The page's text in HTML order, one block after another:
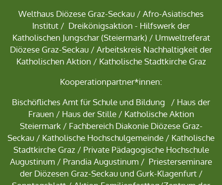
Welthaus Diözese Graz-Seckau / Afro-Asiatisches
Institut / Dreikönigsaktion - Hilfswerk der
Katholischen Jungschar(Steiermark) / Umweltreferat
Diözese Graz-Seckau / Arbeitskreis Nachhaltigkeit der
Katholischen Aktion / Katholische Stadtkirche Graz
Kooperationpartner*innen:
Bischöfliches Amt für Schule und Bildung / Haus der
Frauen / Haus der Stille/ Katholische Aktion
Steiermark/ Fachbereich Diakonie Diözese Graz-
Seckau / Katholische Hochschulgemeinde / Katholische
Stadtkirche Graz / Private Pädagogische Hochschule
Augustinum / Prandia Augustinum / Priesterseminare
der Diözesen Graz-Seckau und Gurk-Klagenfurt /